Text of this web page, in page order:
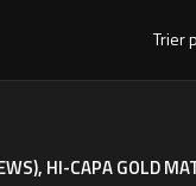
Trier
HI-CAPA GOLD